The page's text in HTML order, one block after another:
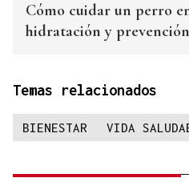
Cómo cuidar un perro
hidratación y
Temas relacionados
BIENESTAR VIDA